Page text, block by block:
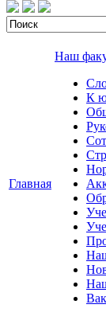
Главная
Наш
К